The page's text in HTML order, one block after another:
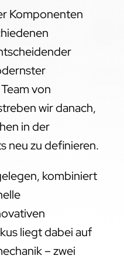
Komponenten
von
wir danach,
in der
neu zu definieren.
kombiniert
liegt dabei auf
– zwei